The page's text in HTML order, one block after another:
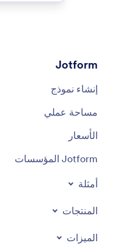
Jotform
إنشاء نموذج
مساحة عملي
الأسعار
Jotform المؤسسات
أمثلة
المنتجات
الميزات